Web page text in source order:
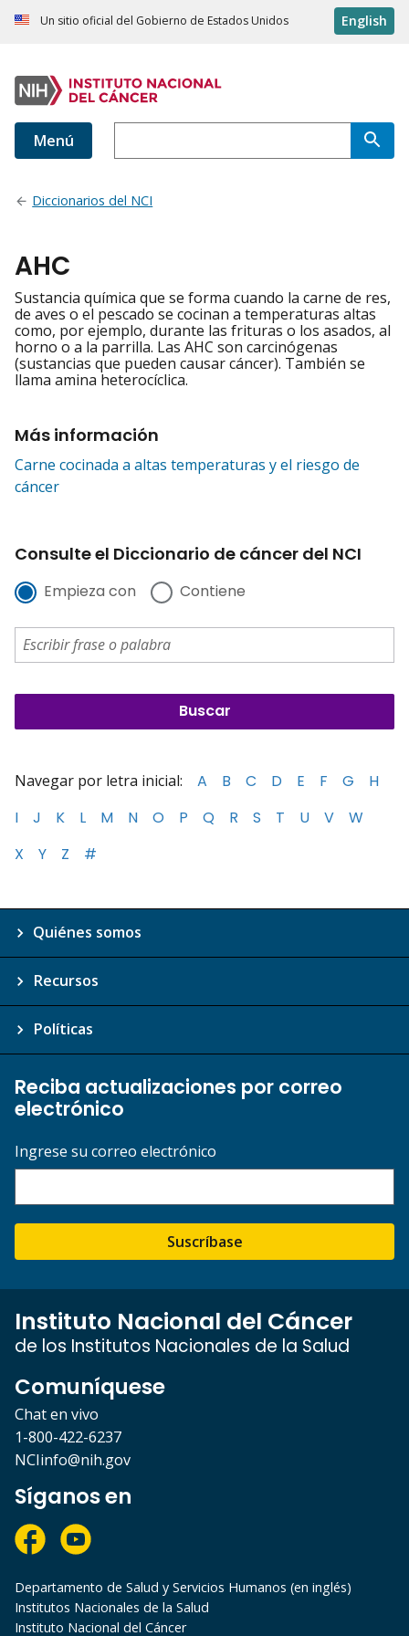
Un sitio oficial del Gobierno de Estados Unidos English
Menú
Diccionarios del NCI
AHC
Sustancia química que se forma cuando la carne de res,
de aves o el pescado se cocinan a temperaturas altas
como, por ejemplo, durante las frituras o los asados, al
horno o a la parrilla. Las AHC son carcinógenas
(sustancias que pueden causar cáncer). También se
llama amina heterocíclica.
Más información
Carne cocinada a altas temperaturas y el riesgo de
cáncer
Consulte el Diccionario de cáncer del NCI
Empieza con Contiene
Navegar por letra inicial: A B C D E F G
H
I
J K L M N O P Q R S T U V
W
X
Y Z #
Quiénes somos
Recursos
Políticas
Reciba actualizaciones por correo
electrónico
Ingrese su correo electrónico
Suscríbase
Instituto Nacional del Cáncer
de los Institutos Nacionales de la Salud
Comuníquese
Chat en vivo
1-800-422-6237
NCIinfo@nih.gov
Síganos en
Departamento de Salud y Servicios Humanos (en inglés)
Institutos Nacionales de la Salud
Instituto Nacional del Cáncer